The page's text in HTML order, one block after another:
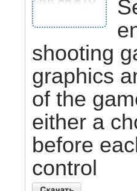
shooting
graphics
of the
either a
before
control